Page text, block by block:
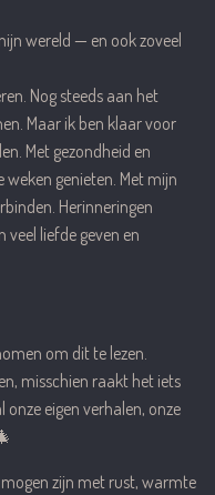
wereld — en ook zoveel
Nog steeds aan het
Maar ik ben klaar voor
Met gezondheid en
weken genieten. Met mijn
Herinneringen
liefde geven en
om dit te lezen.
misschien raakt het iets
eigen verhalen, onze
zijn met rust, warmte